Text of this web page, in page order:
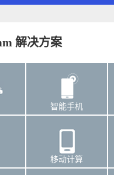
解决方案
智能手机
移动计算